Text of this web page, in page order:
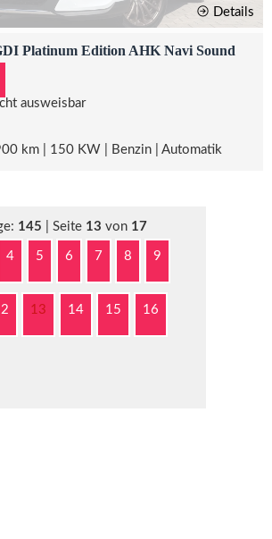
Details
Platinum Edition AHK Navi Sound
ausweisbar
km | 150 KW | Benzin | Automatik
145 | Seite 13 von 17
4 5 6 7 8 9
13 14 15 16